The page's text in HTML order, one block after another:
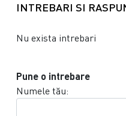
INTREBARI SI
Nu exista intrebari
Pune o intrebare
Numele tău: